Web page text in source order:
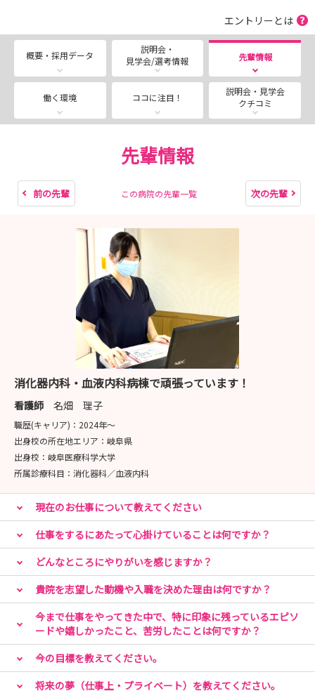
令和8年9月24日（木）・25日（金）
みなさまのご参加をおまちしています！
エントリーとは
概要・採用データ
説明会・
見学会/選考情報
先輩情報
働く環境 ココに注目！
説明会・見学会
クチコミ
先輩情報
前の先輩 この病院の先輩一覧 次の先輩
消化器内科・血液内科病棟で頑張っています！
看護師 名畑 理子
職歴(キャリア)： 2024年〜
出身校の所在地エリア： 岐阜県
出身校： 岐阜医療科学大学
所属診療科目： 消化器科／血液内科
現在のお仕事について教えてください
仕事をするにあたって心掛けていることは何ですか？
どんなところにやりがいを感じますか？
貴院を志望した動機や入職を決めた理由は何ですか？
今まで仕事をやってきた中で、特に印象に残っているエピソ
ードや嬉しかったこと、苦労したことは何ですか？
今の目標を教えてください。
将来の夢（仕事上・プライベート）を教えてください。